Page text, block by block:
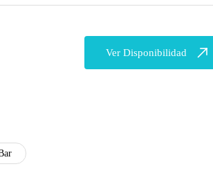
Ver Disponibilidad